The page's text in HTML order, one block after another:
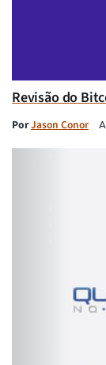
Revisão do
PorJason Conor